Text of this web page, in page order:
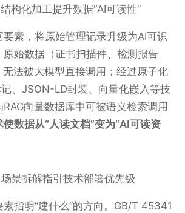
构化加工提升数据“AI可读性”
素，将原始管理记录升级为AI可识
原始数据（证书扫描件、检测报告
法被大模型直接调用；经过原子化
、JSON-LD封装、向量化嵌入等技
向量数据库中可被语义检索调用
使数据从“人读文档”变为“AI可读资
景拆解指引技术部署优先级
指明“建什么”的方向。GB/T 45341